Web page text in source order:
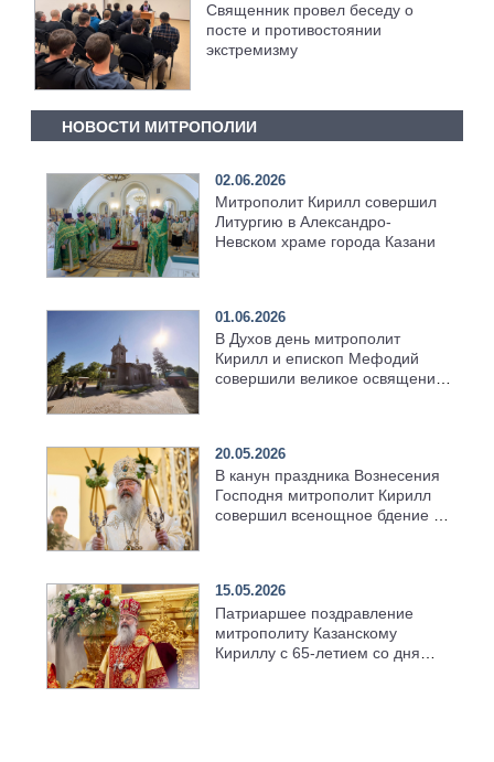
Священник провел беседу о
посте и противостоянии
экстремизму
НОВОСТИ МИТРОПОЛИИ
02.06.2026
Митрополит Кирилл совершил
Литургию в Александро-
Невском храме города Казани
01.06.2026
В Духов день митрополит
Кирилл и епископ Мефодий
совершили великое освящение
20.05.2026
В канун праздника Вознесения
Господня митрополит Кирилл
совершил всенощное бдение в
15.05.2026
Патриаршее поздравление
митрополиту Казанскому
Кириллу с 65-летием со дня